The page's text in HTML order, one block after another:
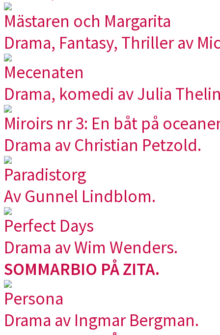
Mästaren och Margarita
Drama, Fantasy, Thriller av
Mecenaten
Drama, komedi av Julia
Miroirs nr 3: En båt på
Drama av Christian Petzold.
Paradistorg
Av Gunnel Lindblom.
Perfect Days
Drama av Wim Wenders.
SOMMARBIO PÅ ZITA.
Persona
Drama av Ingmar Bergman.